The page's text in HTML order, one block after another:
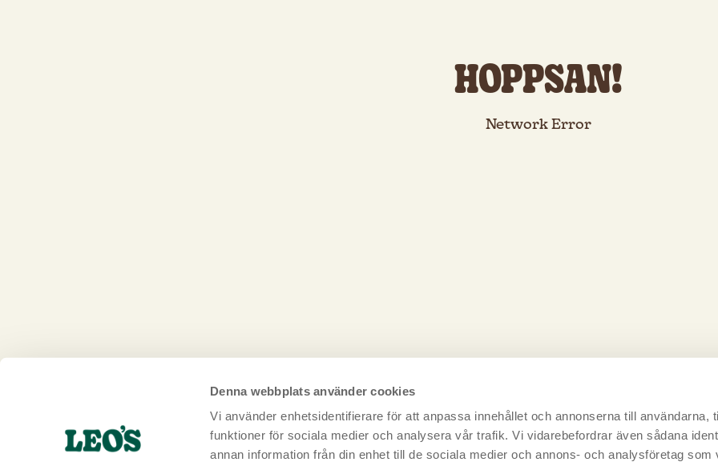
Denna webbplats använder cookies
Vi använder enhetsidentifierare för att anpassa innehållet och annonserna till användarna,
funktioner för sociala medier och analysera vår trafik. Vi vidarebefordrar även sådana
annan information från din enhet till de sociala medier och annons- och analysföretag som
HOPPSAN!
Network Error
FÖRSÖK IGEN